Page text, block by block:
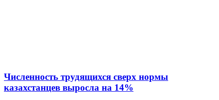
Численность трудящихся сверх нормы
казахстанцев выросла на 14%